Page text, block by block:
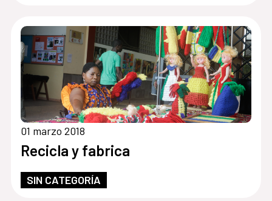
01 marzo 2018
Recicla y fabrica
SIN CATEGORÍA